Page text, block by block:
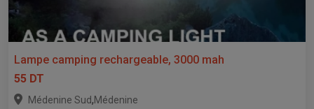
Lampe camping rechargeable, 3000 mah
55 DT
Médenine Sud,Médenine